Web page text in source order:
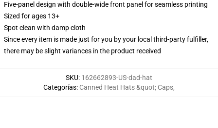
Five-panel design with double-wide front panel for seamless printing
Sized for ages 13+
Spot clean with damp cloth
Since every item is made just for you by your local third-party fulfiller,
there may be slight variances in the product received
SKU: 162662893-US-dad-hat
Categorías: Canned Heat Hats &quot; Caps,